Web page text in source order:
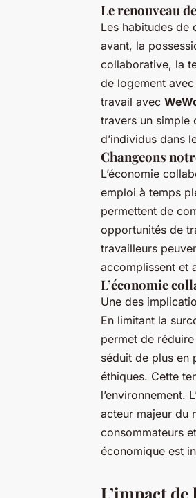
Le renouveau
Les habitudes de
avant, la
collaborative, la
de logement avec
travail avec
travers un simple
d’individus dans
Changeons
L’économie
emploi à temps
permettent de
opportunités de
travailleurs
accomplissent et
L’économie
Une des
En limitant la
permet de
séduit de plus en
éthiques. Cette
l’environnement.
acteur majeur du
consommateurs
économique est
L’impact